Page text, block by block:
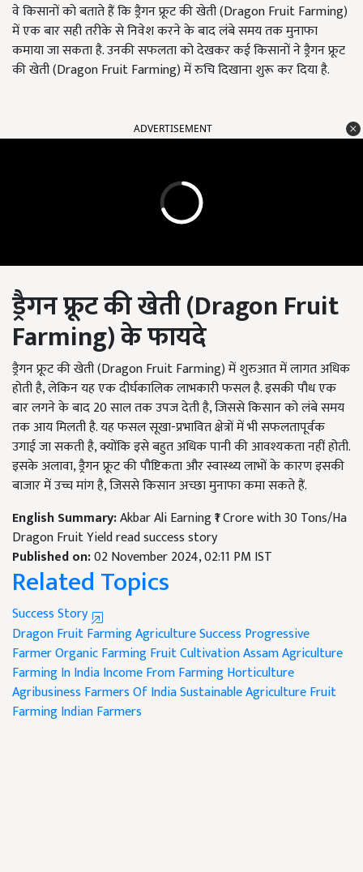
वे किसानों को बताते हैं कि ड्रैगन फ्रूट की खेती (Dragon Fruit Farming)
में एक बार सही तरीके से निवेश करने के बाद लंबे समय तक मुनाफा
कमाया जा सकता है. उनकी सफलता को देखकर कई किसानों ने ड्रैगन फ्रूट
की खेती (Dragon Fruit Farming) में रुचि दिखाना शुरू कर दिया है.
ADVERTISEMENT
ड्रैगन फ्रूट की खेती (Dragon Fruit
Farming)के फायदे
ड्रैगन फ्रूट की खेती (Dragon Fruit Farming) में शुरुआत में लागत अधिक
होती है, लेकिन यह एक दीर्घकालिक लाभकारी फसल है. इसकी पौध एक
बार लगने के बाद 20 साल तक उपज देती है, जिससे किसान को लंबे समय
तक आय मिलती है. यह फसल सूखा-प्रभावित क्षेत्रों में भी सफलतापूर्वक
उगाई जा सकती है, क्योंकि इसे बहुत अधिक पानी की आवश्यकता नहीं होती.
इसके अलावा, ड्रैगन फ्रूट की पौष्टिकता और स्वास्थ्य लाभों के कारण इसकी
बाजार में उच्च मांग है, जिससे किसान अच्छा मुनाफा कमा सकते हैं.
English Summary:Akbar Ali Earning ₹1 Crore with 30 Tons/Ha
Dragon Fruit Yield read success story
Published on:02 November 2024, 02:11 PM IST
Related Topics
Success Story
Dragon Fruit FarmingAgriculture Success Progressive
FarmerOrganic FarmingFruit CultivationAssam Agriculture
Farming In IndiaIncome From FarmingHorticulture
Agribusiness Farmers Of IndiaSustainable AgricultureFruit
FarmingIndian Farmers